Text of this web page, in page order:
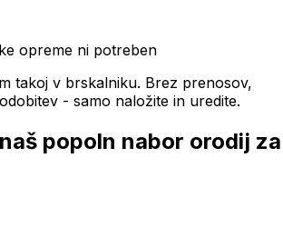
opreme ni potreben
takoj v brskalniku. Brez prenosov,
- samo naložite in uredite.
popoln nabor orodij za